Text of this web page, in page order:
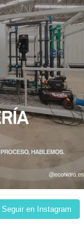
Seguir en Instagram